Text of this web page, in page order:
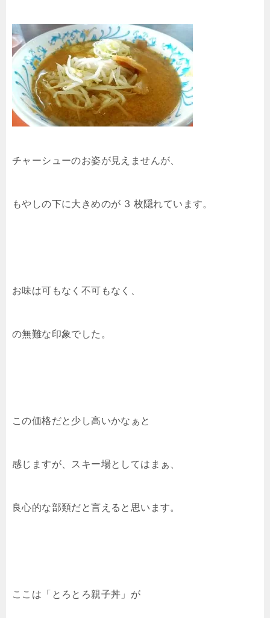
チャーシューのお姿が見えませんが、
もやしの下に大きめのが 3 枚隠れています。
お味は可もなく不可もなく、
の無難な印象でした。
この価格だと少し高いかなぁと
感じますが、スキー場としてはまぁ、
良心的な部類だと言えると思います。
ここは「とろとろ親子丼」が